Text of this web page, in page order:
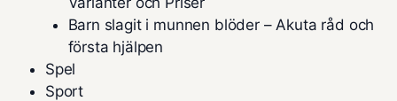
Barn slagit i munnen blöder – Akuta råd och
första hjälpen
Spel
Sport